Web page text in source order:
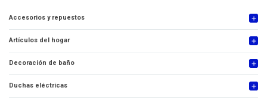
Accesorios y repuestos add
Artículos del hogar add
Decoración de baño add
Duchas eléctricas add